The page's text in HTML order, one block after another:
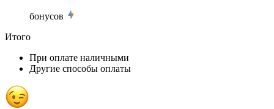
бонусов
Итого
При оплате наличными
Другие способы оплаты